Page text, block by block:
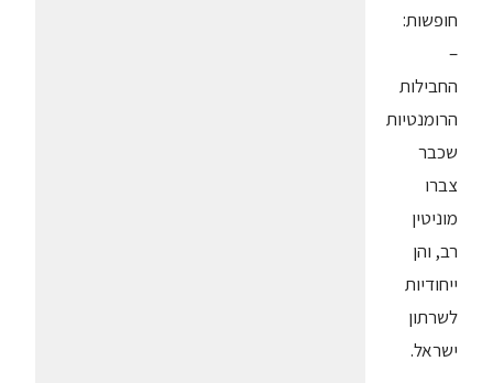
חופשות:
–
החבילות
הרומנטיות
שכבר
צברו
מוניטין
רב, והן
ייחודיות
לשרתון
ישראל.